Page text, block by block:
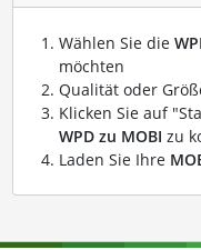
Wählen Sie die
möchten
Qualität oder
Klicken Sie auf
WPD zu MOBI zu
Laden Sie Ihre